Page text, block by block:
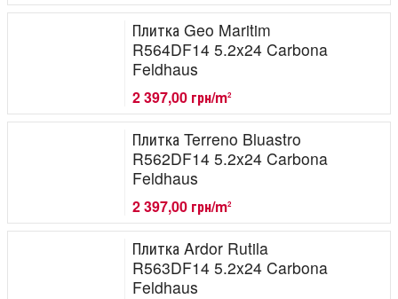
Плитка Geo Maritim
R564DF14 5.2x24 Carbona
Feldhaus
2 397,00 грн/m2
Плитка Terreno Bluastro
R562DF14 5.2x24 Carbona
Feldhaus
2 397,00 грн/m2
Плитка Ardor Rutila
R563DF14 5.2x24 Carbona
Feldhaus